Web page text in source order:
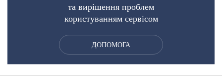
та вирішення проблем
користуванням сервісом
ДОПОМОГА